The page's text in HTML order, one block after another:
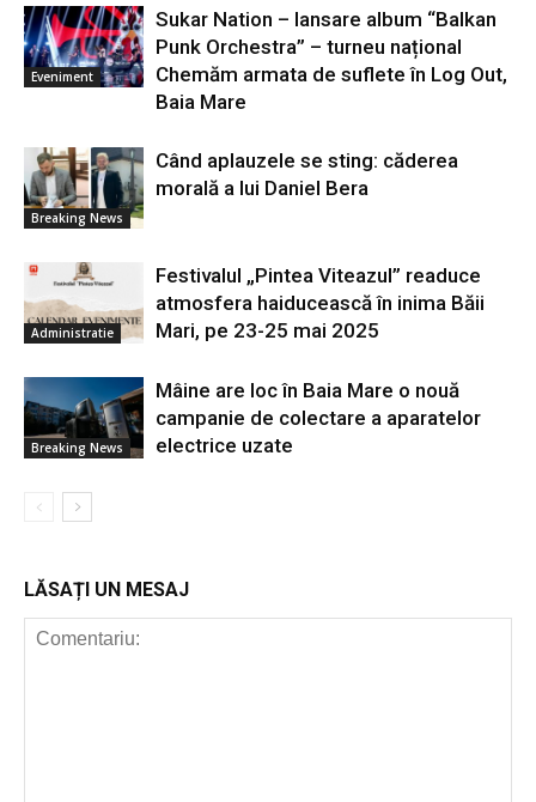
Eveniment
Sukar Nation – lansare album “Balkan
Punk Orchestra” – turneu național
Chemăm armata de suflete în Log Out,
Baia Mare
Breaking News
Când aplauzele se sting: căderea
morală a lui Daniel Bera
Administratie
Festivalul „Pintea Viteazul” readuce
atmosfera haiducească în inima Băii
Mari, pe 23-25 mai 2025
Breaking News
Mâine are loc în Baia Mare o nouă
campanie de colectare a aparatelor
electrice uzate
LĂSAȚI UN MESAJ